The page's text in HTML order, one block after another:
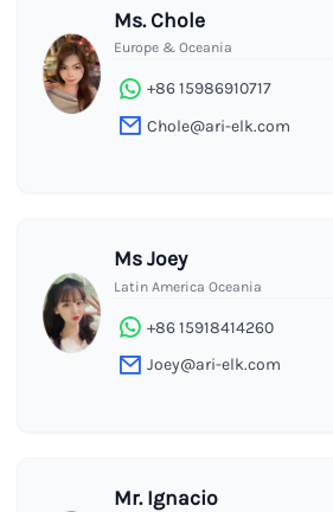
Ms. Chole
Europe & Oceania
+86 15986910717
Chole@ari-elk.com
Ms Joey
Latin America Oceania
+86 15918414260
Joey@ari-elk.com
Mr. Ignacio